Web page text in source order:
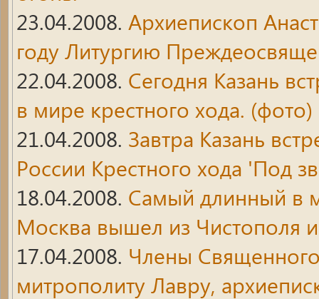
23.04.2008. Архиепископ
году Литургию
22.04.2008. Сегодня Казань
в мире крестного хода. (фото)
21.04.2008. Завтра Казань
России Крестного хода 'Под
18.04.2008. Самый длинный в
Москва вышел из Чистополя
17.04.2008. Члены
митрополиту Лавру,